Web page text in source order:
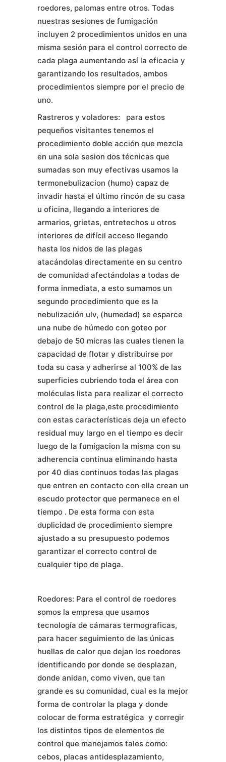
roedores, palomas entre otros. Todas
nuestras sesiones de fumigación
incluyen 2 procedimientos unidos en una
misma sesión para el control correcto de
cada plaga aumentando así la eficacia y
garantizando los resultados, ambos
procedimientos siempre por el precio de
uno.
Rastreros y voladores: para estos
pequeños visitantes tenemos el
procedimiento doble acción que mezcla
en una sola sesion dos técnicas que
sumadas son muy efectivas usamos la
termonebulizacion (humo) capaz de
invadir hasta el último rincón de su casa
u oficina, llegando a interiores de
armarios, grietas, entretechos u otros
interiores de difícil acceso llegando
hasta los nidos de las plagas
atacándolas directamente en su centro
de comunidad afectándolas a todas de
forma inmediata, a esto sumamos un
segundo procedimiento que es la
nebulización ulv, (humedad) se esparce
una nube de húmedo con goteo por
debajo de 50 micras las cuales tienen la
capacidad de flotar y distribuirse por
toda su casa y adherirse al 100% de las
superficies cubriendo toda el área con
moléculas lista para realizar el correcto
control de la plaga,este procedimiento
con estas características deja un efecto
residual muy largo en el tiempo es decir
luego de la fumigacion la misma con su
adherencia continua eliminando hasta
por 40 dias continuos todas las plagas
que entren en contacto con ella crean un
escudo protector que permanece en el
tiempo . De esta forma con esta
duplicidad de procedimiento siempre
ajustado a su presupuesto podemos
garantizar el correcto control de
cualquier tipo de plaga.
Roedores: Para el control de roedores
somos la empresa que usamos
tecnología de cámaras termograficas,
para hacer seguimiento de las únicas
huellas de calor que dejan los roedores
identificando por donde se desplazan,
donde anidan, como viven, que tan
grande es su comunidad, cual es la mejor
forma de controlar la plaga y donde
colocar de forma estratégica y corregir
los distintos tipos de elementos de
control que manejamos tales como:
cebos, placas antidesplazamiento,